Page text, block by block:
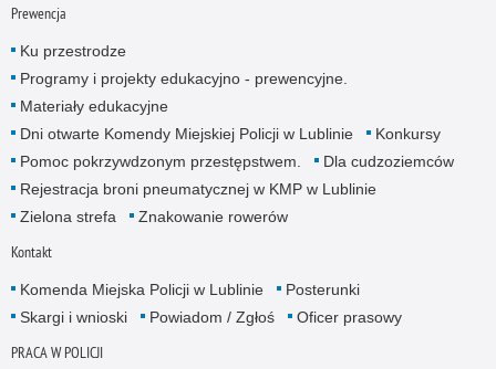
Prewencja
Ku przestrodze
Programy i projekty edukacyjno - prewencyjne.
Materiały edukacyjne
Dni otwarte Komendy Miejskiej Policji w Lublinie
Konkursy
Pomoc pokrzywdzonym przestępstwem.
Dla cudzoziemców
Rejestracja broni pneumatycznej w KMP w Lublinie
Zielona strefa
Znakowanie rowerów
Kontakt
Komenda Miejska Policji w Lublinie
Posterunki
Skargi i wnioski
Powiadom / Zgłoś Oficer prasowy
PRACA W POLICJI